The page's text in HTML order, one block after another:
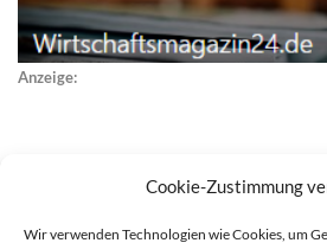
Cookie-Zustimmung
Wir verwenden Technologien wie Cookies, um
Anzeige: